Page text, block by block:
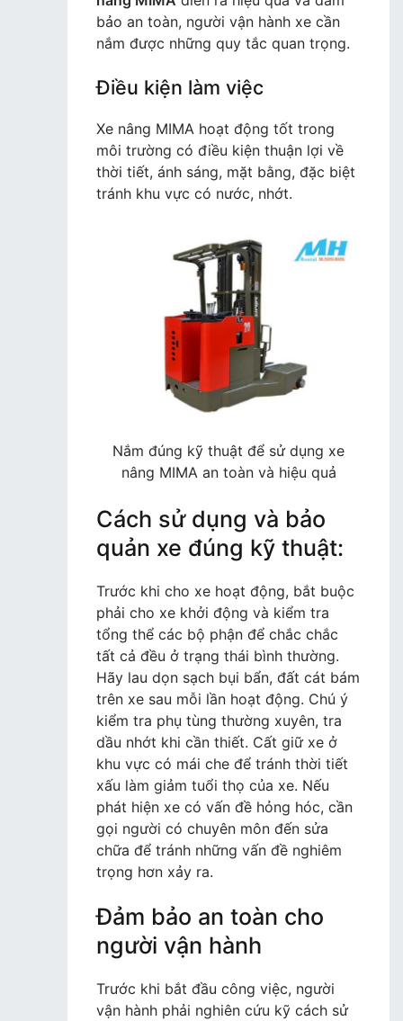
bảo an toàn, người vận hành xe cần
nắm được những quy tắc quan trọng.
Điều kiện làm việc
Xe nâng MIMA hoạt động tốt trong
môi trường có điều kiện thuận lợi về
thời tiết, ánh sáng, mặt bằng, đặc biệt
tránh khu vực có nước, nhớt.
Nắm đúng kỹ thuật để sử dụng xe
nâng MIMA an toàn và hiệu quả
Cách sử dụng và bảo
quản xe đúng kỹ thuật:
Trước khi cho xe hoạt động, bắt buộc
phải cho xe khởi động và kiểm tra
tổng thể các bộ phận để chắc chắc
tất cả đều ở trạng thái bình thường.
Hãy lau dọn sạch bụi bẩn, đất cát bám
trên xe sau mỗi lần hoạt động. Chú ý
kiểm tra phụ tùng thường xuyên, tra
dầu nhớt khi cần thiết. Cất giữ xe ở
khu vực có mái che để tránh thời tiết
xấu làm giảm tuổi thọ của xe. Nếu
phát hiện xe có vấn đề hỏng hóc, cần
gọi người có chuyên môn đến sửa
chữa để tránh những vấn đề nghiêm
trọng hơn xảy ra.
Đảm bảo an toàn cho
người vận hành
Trước khi bắt đầu công việc, người
vận hành phải nghiên cứu kỹ cách sử